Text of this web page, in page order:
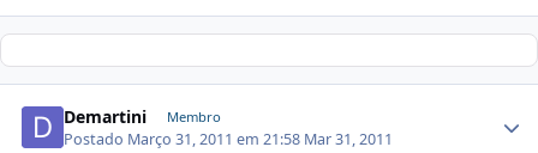
Demartini Membro
Postado Março 31, 2011 em 21:58 Mar 31, 2011